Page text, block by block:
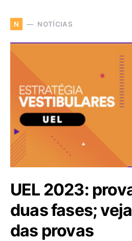
N NOTÍCIAS
UEL 2023:
duas fases;
das provas